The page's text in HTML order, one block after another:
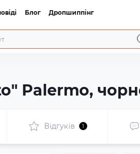
Блог Дропшиппінг
Palermo,
Відгуків 1